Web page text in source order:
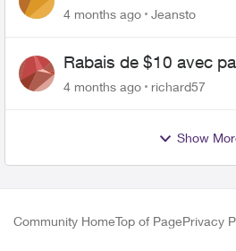
telus
4 months ago Jeansto
Rabais de $10 avec
pré-autorisés
4 months ago
richard57
Show
Community HomeTop of PagePrivacy